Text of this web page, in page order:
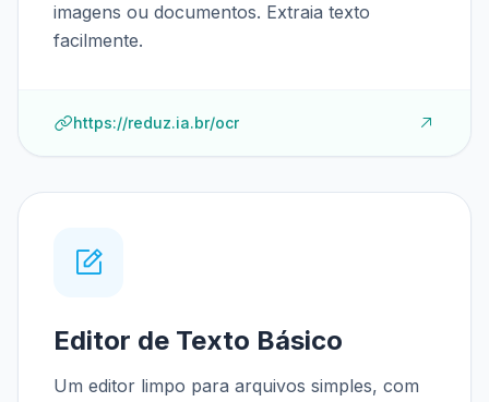
imagens ou documentos. Extraia texto
facilmente.
https://reduz.ia.br/ocr
Editor de Texto Básico
Um editor limpo para arquivos simples, com